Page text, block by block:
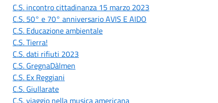
C.S. incontro cittadinanza 15 marzo 2023
C.S. 50° e 70° anniversario AVIS E AIDO
C.S. Educazione ambientale
C.S. Tierra!
C.S. dati rifiuti 2023
C.S. GregnaDàlmen
C.S. Ex Reggiani
C.S. Giullarate
C.S. viaggio nella musica americana